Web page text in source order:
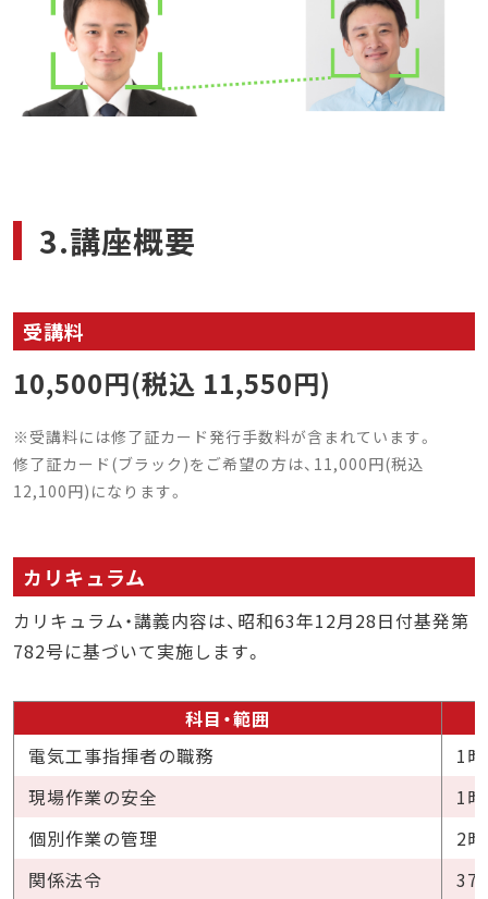
3.講座概要
受講料
10,500円(税込 11,550円)
※受講料には修了証カード発行手数料が含まれています。
修了証カード(ブラック)をご希望の方は、11,000円(税込
12,100円)になります。
カリキュラム
カリキュラム・講義内容は、昭和63年12月28日付基発第
782号に基づいて実施します。
科目・範囲
電気工事指揮者の職務
1
現場作業の安全
1
個別作業の管理
2
関係法令
37